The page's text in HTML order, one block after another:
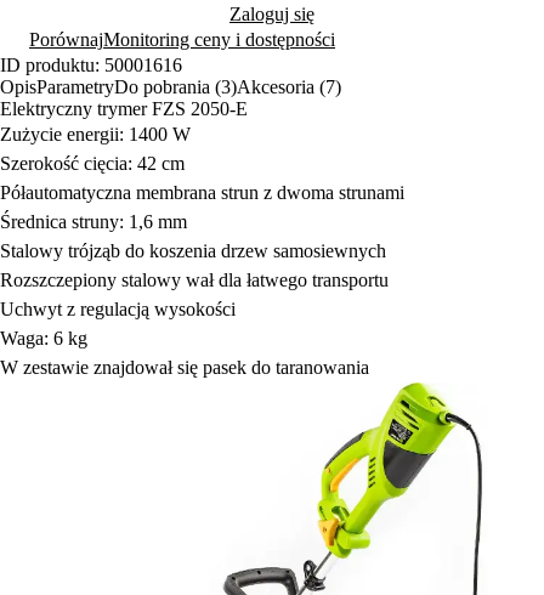
Zaloguj się
PorównajMonitoring ceny i dostępności
ID produktu: 50001616
OpisParametryDo pobrania (3)Akcesoria (7)
Elektryczny trymer FZS 2050-E
Zużycie energii: 1400 W
Szerokość cięcia: 42 cm
Półautomatyczna membrana strun z dwoma strunami
Średnica struny: 1,6 mm
Stalowy trójząb do koszenia drzew samosiewnych
Rozszczepiony stalowy wał dla łatwego transportu
Uchwyt z regulacją wysokości
Waga: 6 kg
W zestawie znajdował się pasek do taranowania